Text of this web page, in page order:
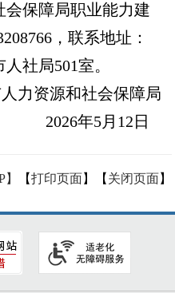
保障局职业能力建
，联系地址：
社局501室。
资源和社会保障局
2026年5月12日
【打印页面】【 关闭页面】